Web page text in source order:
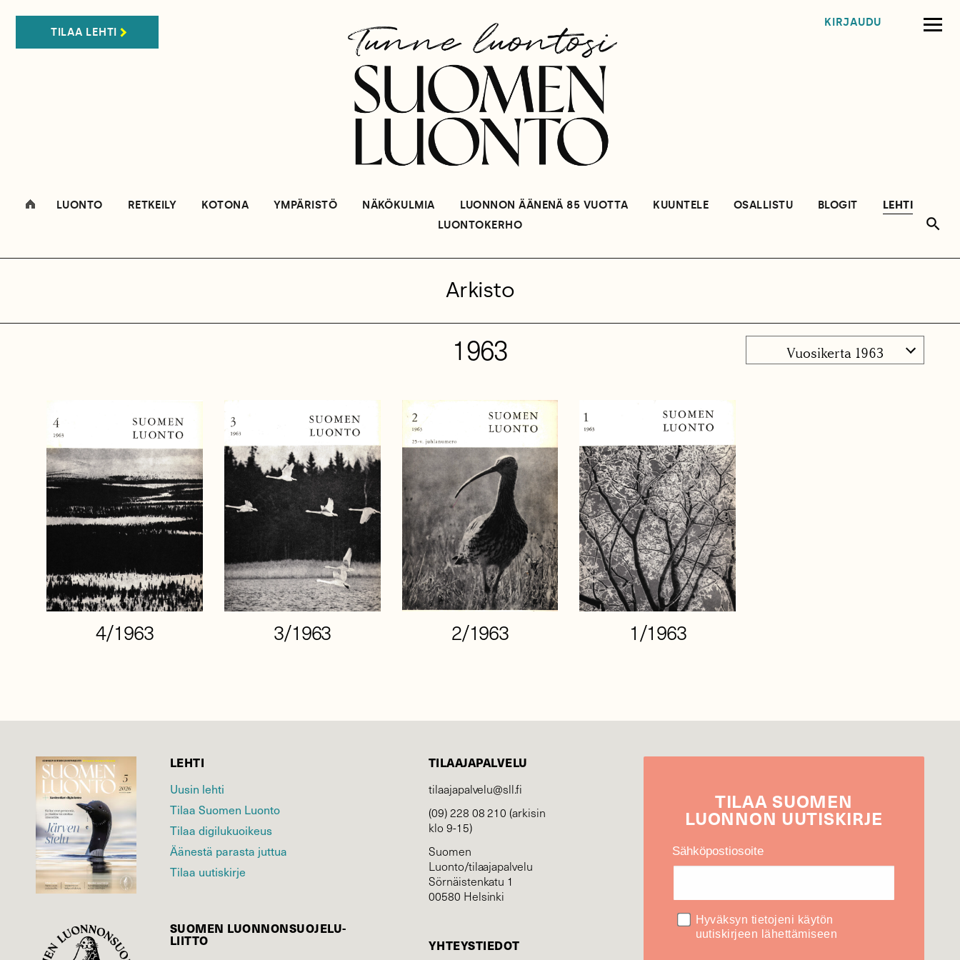
TILAA LEHTI
KIRJAUDU
LUONTO RETKEILY KOTONA YMPÄRISTÖ NÄKÖKULMIA LUONNON ÄÄNENÄ 85 VUOTTA KUUNTELE OSALLISTU BLOGIT
LEHTI
LUONTOKERHO
Arkisto
Vuosikerta 1963
1963
4/1963 3/1963 2/1963 1/1963
LEHTI
Uusin lehti
Tilaa Suomen Luonto
Tilaa digilukuoikeus
Äänestä parasta juttua
Tilaa uutiskirje
SUOMEN LUONNON­SUOJELU­
LIITTO
TILAAJAPALVELU
tilaajapalvelu@sll.fi
(09) 228 08 210 (arkisin
klo 9-15)
Suomen
Luonto/tilaajapalvelu
Sörnäistenkatu 1
00580 Helsinki
YHTEYSTIEDOT
TILAASUOMEN
LUONNON UUTIS­KIRJE
Sähköpostiosoite
Hyväksyn tietojeni käytön
uutiskirjeen lähettämiseen